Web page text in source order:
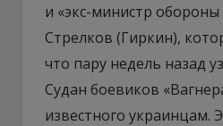
и «экс-министр
Стрелков (Гиркин),
что пару недель назад
Судан боевиков
известного украинцам.